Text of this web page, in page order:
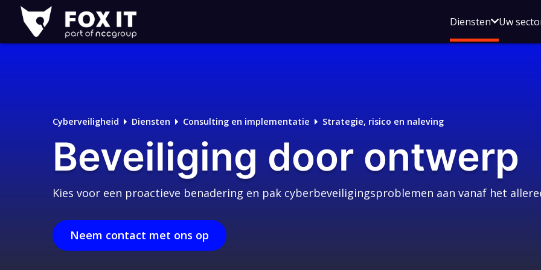
Fox-
IT
Logo
DienstenOpen
voor
Uw
Cyberveiligheid Diensten Consulting en implementatie Strategie, risico en naleving
Beveiliging door ontwerp
Kies voor een proactieve benadering en pak cyberbeveiligingsproblemen aan vanaf het
Neem contact met ons op